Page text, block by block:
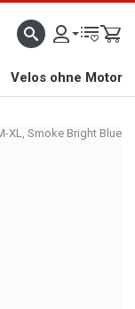
GRAVEL, E-BIKES UND
Velos ohne Motor
XL, Smoke Bright Blue